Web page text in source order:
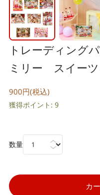
トレーディング
ミリー スイー
900円(税込)
獲得ポイント: 9
数量
カ